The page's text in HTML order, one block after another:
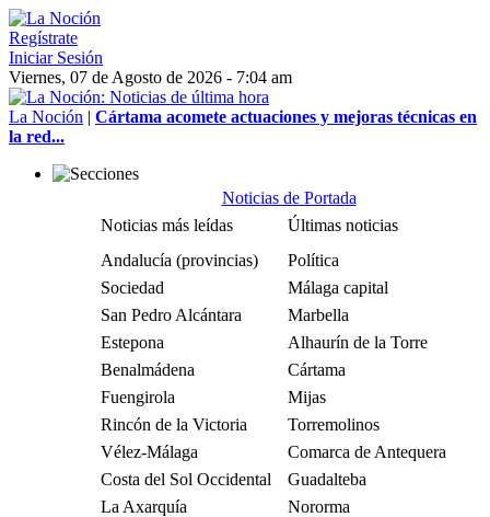
Regístrate
Iniciar Sesión
Viernes, 07 de Agosto de 2026 - 7:04 am
La Noción | Cártama acomete actuaciones y mejoras técnicas en
la red...
Noticias de Portada
Noticias más leídas
Últimas noticias
Andalucía (provincias)
Política
Sociedad
Málaga capital
San Pedro Alcántara
Marbella
Estepona
Alhaurín de la Torre
Benalmádena
Cártama
Fuengirola
Mijas
Rincón de la Victoria
Torremolinos
Vélez-Málaga
Comarca de Antequera
Costa del Sol Occidental
Guadalteba
La Axarquía
Nororma